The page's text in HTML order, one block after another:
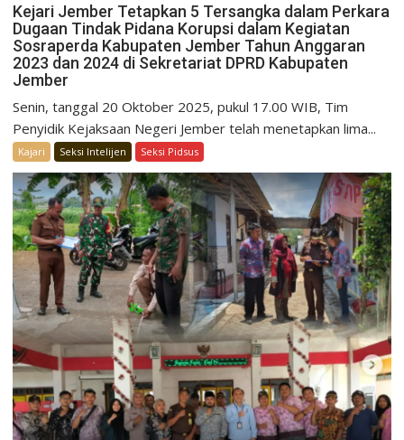
Kejari Jember Tetapkan 5 Tersangka dalam Perkara
Dugaan Tindak Pidana Korupsi dalam Kegiatan
Sosraperda Kabupaten Jember Tahun Anggaran
2023 dan 2024 di Sekretariat DPRD Kabupaten
Jember
Senin, tanggal 20 Oktober 2025, pukul 17.00 WIB, Tim
Penyidik Kejaksaan Negeri Jember telah menetapkan lima...
Kajari Seksi Intelijen Seksi Pidsus